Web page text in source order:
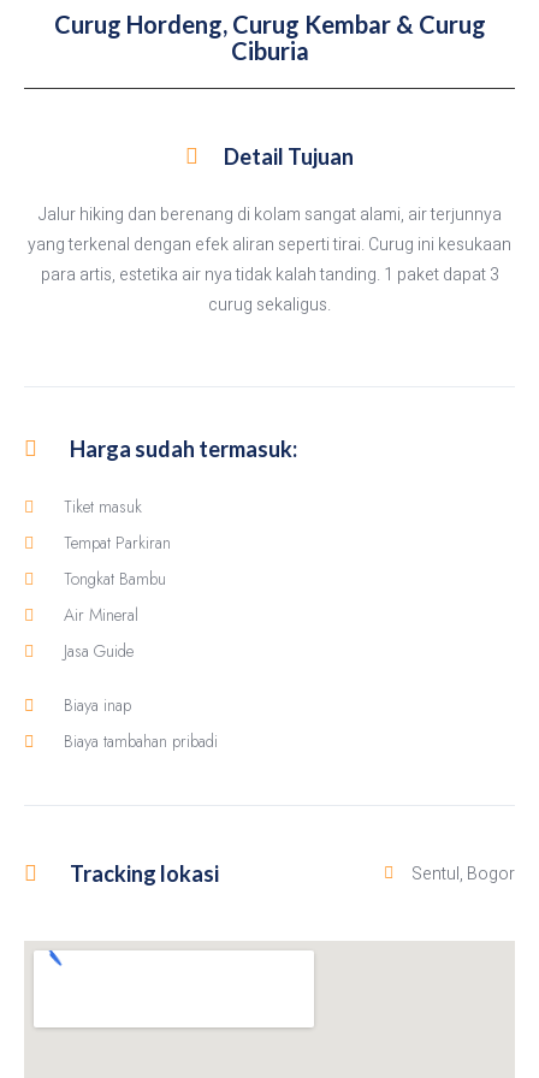
Curug Hordeng, Curug Kembar & Curug
Ciburia
Detail Tujuan
Jalur hiking dan berenang di kolam sangat alami, air terjunnya
yang terkenal dengan efek aliran seperti tirai. Curug ini kesukaan
para artis, estetika air nya tidak kalah tanding. 1 paket dapat 3
curug sekaligus.
Harga sudah termasuk:
Tiket masuk
Tempat Parkiran
Tongkat Bambu
Air Mineral
Jasa Guide
Biaya inap
Biaya tambahan pribadi
Tracking lokasi Sentul, Bogor